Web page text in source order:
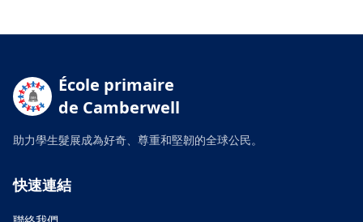
École primaire
de Camberwell
助力學生髮展成為好奇、尊重和堅韌的全球公民。
快速連結